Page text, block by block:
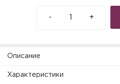
- +
Описание
Характеристики